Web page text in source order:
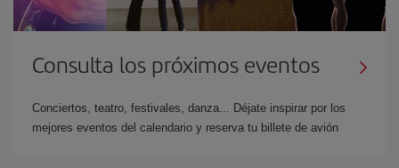
Consulta los próximos eventos
Conciertos, teatro, festivales, danza... Déjate inspirar por los
mejores eventos del calendario y reserva tu billete de avión